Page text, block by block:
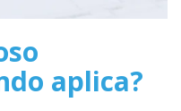
aplica?